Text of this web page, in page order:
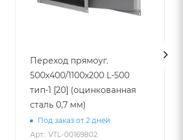
Переход прямоуг.
500х400/1100х200 L-500
тип-1 [20] (оцинкованная
сталь 0,7 мм)
Под заказ от 2 дней
Арт.: VTL-00169802